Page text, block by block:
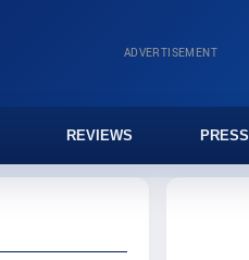
ADVERTISEMENT
REVIEWS PRESS